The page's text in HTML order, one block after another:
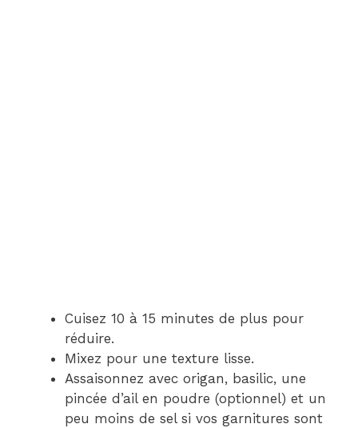
Cuisez 10 à 15 minutes de plus pour
réduire.
Mixez pour une texture lisse.
Assaisonnez avec origan, basilic, une
pincée d’ail en poudre (optionnel) et un
peu moins de sel si vos garnitures sont